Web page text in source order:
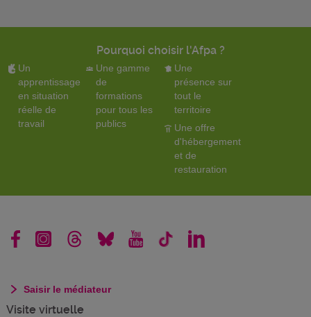
Pourquoi choisir l'Afpa ?
Un
apprentissage
en situation
réelle de
travail
Une gamme
de
formations
pour tous les
publics
Une
présence sur
tout le
territoire
Une offre
d'hébergement
et de
restauration
Saisir le médiateur
Visite virtuelle